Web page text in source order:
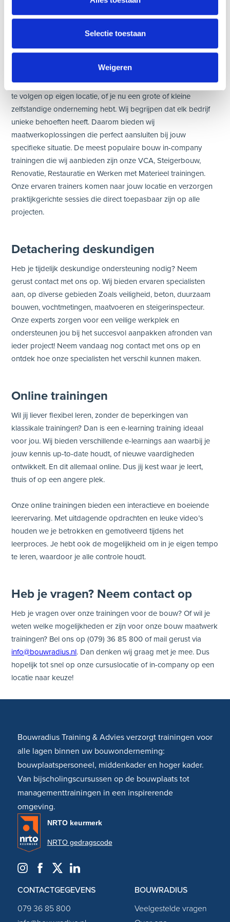
Selectie toestaan
Weigeren
aan je wensen tegemoet kunnen komen en wat je investering
Incompany trainingen
Bij Bouwradius is het ook mogelijk om een in-company cursus
te volgen op eigen locatie, of je nu een grote of kleine
zelfstandige onderneming hebt. Wij begrijpen dat elk bedrijf
unieke behoeften heeft. Daarom bieden wij
maatwerkoplossingen die perfect aansluiten bij jouw
specifieke situatie. De meest populaire bouw in-company
trainingen die wij aanbieden zijn onze VCA, Steigerbouw,
Renovatie, Restauratie en Werken met Materieel trainingen.
Onze ervaren trainers komen naar jouw locatie en verzorgen
praktijkgerichte sessies die direct toepasbaar zijn op alle
projecten.
Detachering deskundigen
Heb je tijdelijk deskundige ondersteuning nodig? Neem
gerust contact met ons op. Wij bieden ervaren specialisten
aan, op diverse gebieden Zoals veiligheid, beton, duurzaam
bouwen, vochtmetingen, maatvoeren en steigerinspecteur.
Onze experts zorgen voor een veilige werkplek en
ondersteunen jou bij het succesvol aanpakken afronden van
ieder project! Neem vandaag nog contact met ons op en
ontdek hoe onze specialisten het verschil kunnen maken.
Online trainingen
Wil jij liever flexibel leren, zonder de beperkingen van
klassikale trainingen? Dan is een e-learning training ideaal
voor jou. Wij bieden verschillende e-learnings aan waarbij je
jouw kennis up-to-date houdt, of nieuwe vaardigheden
ontwikkelt. En dit allemaal online. Dus jij kest waar je leert,
thuis of op een angere plek.
Onze online trainingen bieden een interactieve en boeiende
leerervaring. Met uitdagende opdrachten en leuke video’s
houden we je betrokken en gemotiveerd tijdens het
leerproces. Je hebt ook de mogelijkheid om in je eigen tempo
te leren, waardoor je alle controle houdt.
Heb je vragen? Neem contact op
Heb je vragen over onze trainingen voor de bouw? Of wil je
weten welke mogelijkheden er zijn voor onze bouw maatwerk
trainingen? Bel ons op (079) 36 85 800 of mail gerust via
info@bouwradius.nl. Dan denken wij graag met je mee. Dus
hopelijk tot snel op onze cursuslocatie of in-company op een
locatie naar keuze!
Bouwradius Training & Advies verzorgt trainingen voor
alle lagen binnen uw bouwonderneming:
bouwplaatspersoneel, middenkader en hoger kader.
Van bijscholingscursussen op de bouwplaats tot
managementtrainingen in een inspirerende
omgeving.
NRTO keurmerk
NRTO gedragscode
CONTACTGEGEVENS
079 36 85 800
BOUWRADIUS
Veelgestelde vragen